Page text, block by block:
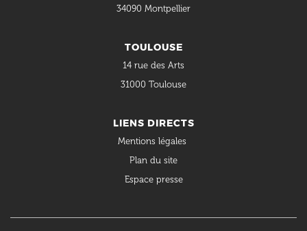
34090 Montpellier
TOULOUSE
14 rue des Arts
31000 Toulouse
LIENS DIRECTS
Mentions légales
Plan du site
Espace presse